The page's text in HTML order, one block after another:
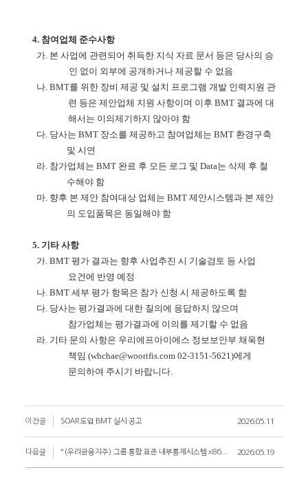
4. 참여업체 준수사항
가. 본 사업에 관련되어 취득한 지식 자료 문서 등은 당사의 승
인 없이 외부에 공개하거나 제공할 수 없음
나. BMT를 위한 장비 제공 및 설치 프로그램 개발 인력지원 관
련 등은 제안업체 지원 사항이며 이후BMT 결과에 대
해서는 이의제기하지 않아야 함
다. 당사는 BMT 장소를 제공하고 참여업체는 BMT 환경구축
및 시연
라. 참가업체는 BMT 완료 후 모든 로그 및 Data는 삭제 후 철
수해야 함
마. 향후 본 제안 참여대상 업체는 BMT 제안시스템과 본 제안
의 도입품목은 동일해야 함
5. 기타 사항
가. BMT 평가 결과는 향후 사업추진 시 기술검토 등 사업
요건에 반영 예정
나. BMT 세부 평가 항목은 참가 신청 시 제공하도록 함
다. 당사는 평가결과에 대한 질의에 응답하지 않으며
참가업체는 평가결과에 이의를 제기할 수 없음
라. 기타 문의 사항은 우리에프아이에스 정보보안부 채욱현
책임 (whchae@woorifis.com 02-3151-5621)에게
문의하여 주시기 바랍니다.
이전글 SOAR 도입 BMT 실시 공고 2026.05.11
다음글 “(우리금융지주) 그룹 통합 표준 내부통제시스템 x86서버 구매대행” 입찰 공고 2026.05.19